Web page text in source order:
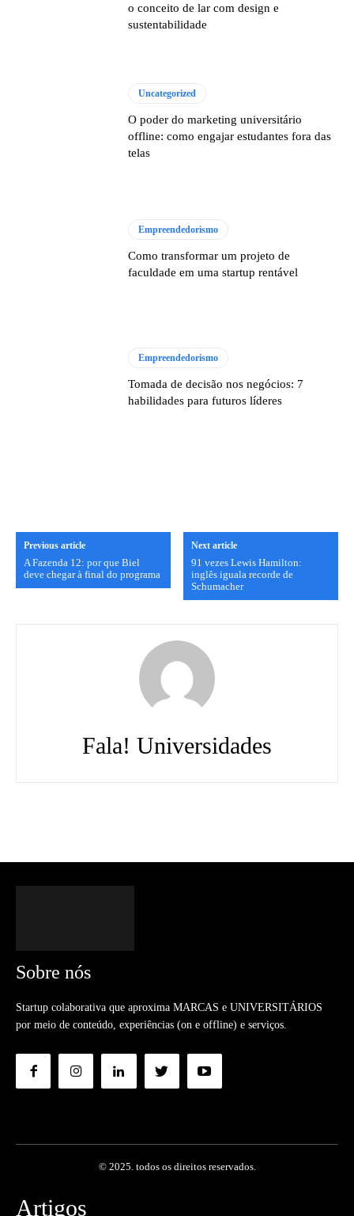
o conceito de lar com design e
sustentabilidade
Uncategorized
O poder do marketing universitário
offline: como engajar estudantes fora das
telas
Empreendedorismo
Como transformar um projeto de
faculdade em uma startup rentável
Empreendedorismo
Tomada de decisão nos negócios: 7
habilidades para futuros líderes
Previous article
A Fazenda 12: por que Biel
deve chegar à final do programa
Next article
91 vezes Lewis Hamilton:
inglês iguala recorde de
Schumacher
Fala! Universidades
Sobre nós
Startup colaborativa que aproxima MARCAS e UNIVERSITÁRIOS
por meio de conteúdo, experiências (on e offline) e serviços.
© 2025. todos os direitos reservados.
Artigos